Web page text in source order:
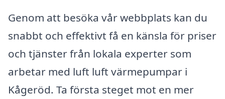
Genom att besöka vår webbplats kan du
snabbt och effektivt få en känsla för priser
och tjänster från lokala experter som
arbetar med luft luft värmepumpar i
Kågeröd. Ta första steget mot en mer